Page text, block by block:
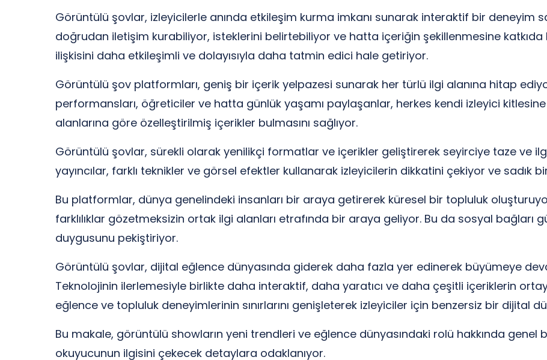
Görüntülü şovlar, izleyicilerle anında etkileşim kurma imkanı sunarak interaktif bir deneyim
doğrudan iletişim kurabiliyor, isteklerini belirtebiliyor ve hatta içeriğin şekillenmesine
ilişkisini daha etkileşimli ve dolayısıyla daha tatmin edici hale getiriyor.
Görüntülü şov platformları, geniş bir içerik yelpazesi sunarak her türlü ilgi alanına hitap
performansları, öğreticiler ve hatta günlük yaşamı paylaşanlar, herkes kendi izleyici
alanlarına göre özelleştirilmiş içerikler bulmasını sağlıyor.
Görüntülü şovlar, sürekli olarak yenilikçi formatlar ve içerikler geliştirerek seyirciye taze ve
yayıncılar, farklı teknikler ve görsel efektler kullanarak izleyicilerin dikkatini çekiyor ve sadık
Bu platformlar, dünya genelindeki insanları bir araya getirerek küresel bir topluluk
farklılıklar gözetmeksizin ortak ilgi alanları etrafında bir araya geliyor. Bu da sosyal bağları
duygusunu pekiştiriyor.
Görüntülü şovlar, dijital eğlence dünyasında giderek daha fazla yer edinerek büyümeye
Teknolojinin ilerlemesiyle birlikte daha interaktif, daha yaratıcı ve daha çeşitli içeriklerin
eğlence ve topluluk deneyimlerinin sınırlarını genişleterek izleyiciler için benzersiz bir dijital
Bu makale, görüntülü showların yeni trendleri ve eğlence dünyasındaki rolü hakkında genel
okuyucunun ilgisini çekecek detaylara odaklanıyor.